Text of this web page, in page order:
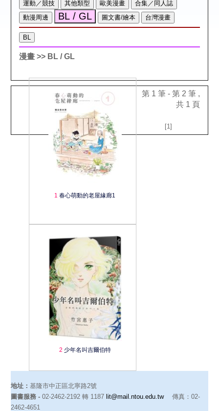
熱門借閱
漫畫>> BL / GL
1 春心萌動的老屋緣廊1
2 少年名叫吉爾伯特
第 1 筆 - 第 2 筆 ,
共 1 頁
[1]
地址：基隆市中正區北寧路2號
圖書服務 -02-2462-2192 轉 1187 lit@mail.ntou.edu.tw傳真：02-
2462-4651